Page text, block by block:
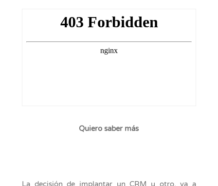
Quiero saber más
La decisión de implantar un CRM u otro, va a